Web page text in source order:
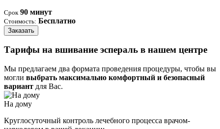
Срок 90 минут
Стоимость: Бесплатно
Заказать
Тарифы на вшивание эспераль в нашем центре
Мы предлагаем два формата проведения процедуры, чтобы вы
могли выбрать максимально комфортный и безопасный
вариант для Вас.
На дому
Круглосуточный контроль лечебного процесса врачом-